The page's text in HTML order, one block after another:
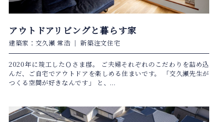
アウトドアリビングと暮らす家
建築家：交久瀬 常浩｜新築注文住宅
2020年に竣工したＯさま邸。 ご夫婦それぞれのこだわりを詰め込
んだ、ご自宅でアウトドアを楽しめる住まいです。 「交久瀬先生が
つくる空間が好きなんです」 と、...